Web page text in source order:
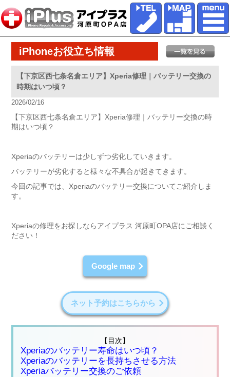
iPhoneお役立ち情報
【下京区西七条名倉エリア】Xperia修理｜バッテリー交換の
時期はいつ頃？
2026/02/16
【下京区西七条名倉エリア】Xperia修理｜バッテリー交換の時
期はいつ頃？
Xperiaのバッテリーは少しずつ劣化していきます。
バッテリーが劣化すると様々な不具合が起きてきます。
今回の記事では、Xperiaのバッテリー交換についてご紹介しま
す。
Xperiaの修理をお探しならアイプラス 河原町OPA店にご相談く
ださい！
Google map
ネット予約はこちらから
【目次】
Xperiaのバッテリー寿命はいつ頃？
Xperiaのバッテリーを長持ちさせる方法
Xperiaバッテリー交換のご依頼